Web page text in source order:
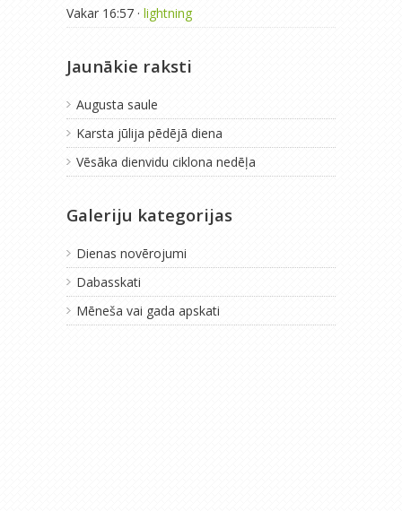
Vakar 16:57 · lightning
Jaunākie raksti
Augusta saule
Karsta jūlija pēdējā diena
Vēsāka dienvidu ciklona nedēļa
Galeriju kategorijas
Dienas novērojumi
Dabasskati
Mēneša vai gada apskati